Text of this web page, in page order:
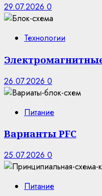
29.07.2026 0
Технологии
26.07.2026 0
Питание
Варианты PFC
25.07.2026 0
Питание